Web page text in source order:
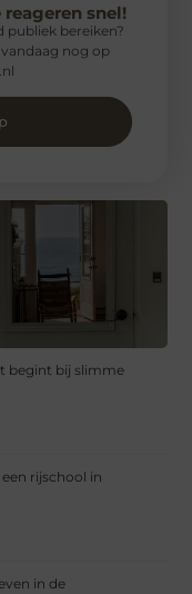
begint bij slimme
rijschool in
in de
snel!
publiek bereiken?
nog op